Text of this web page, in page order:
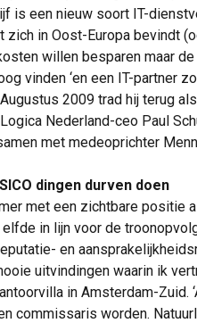
is een nieuw soort IT-
in Oost-Europa bevindt
willen besparen maar
vinden ‘en een IT-partner
Augustus 2009 trad hij terug
Nederland-ceo Paul
met medeoprichter
dingen durven doen
met een zichtbare positie
in lijn voor de
en
uitvindingen waarin ik
in Amsterdam-Zuid.
commissaris worden.